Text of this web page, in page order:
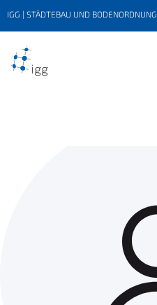
IGG | STÄDTEBAU UND BODENORDNUNG